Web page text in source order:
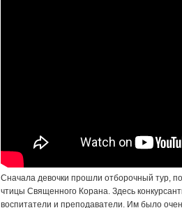
Сначала девочки прошли отборочный тур,
чтицы Священного Корана. Здесь
воспитатели и преподаватели. Им было